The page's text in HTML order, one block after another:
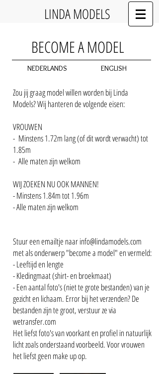
LINDA MODELS
BECOME A MODEL
NEDERLANDS ENGLISH
Zou jij graag model willen worden bij Linda
Models? Wij hanteren de volgende eisen:
VROUWEN
- Minstens 1.72m lang (of dit wordt verwacht) tot
1.85m
- Alle maten zijn welkom
WIJ ZOEKEN NU OOK MANNEN!
- Minstens 1.84m tot 1.96m
- Alle maten zijn welkom
Stuur een emailtje naar info@lindamodels.com
met als onderwerp "become a model" en vermeld:
- Leeftijd en lengte
- Kledingmaat (shirt- en broekmaat)
- Een aantal foto's (niet te grote bestanden) van je
gezicht en lichaam. Error bij het verzenden? De
bestanden zijn te groot, verstuur ze via
wetransfer.com
Het liefst foto's van voorkant en profiel in natuurlijk
licht zoals onderstaand voorbeeld. Voor vrouwen
het liefst geen make up op.